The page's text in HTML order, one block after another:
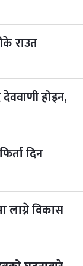
राउत
देववाणी होइन,
दिन
लाग्ने विकास